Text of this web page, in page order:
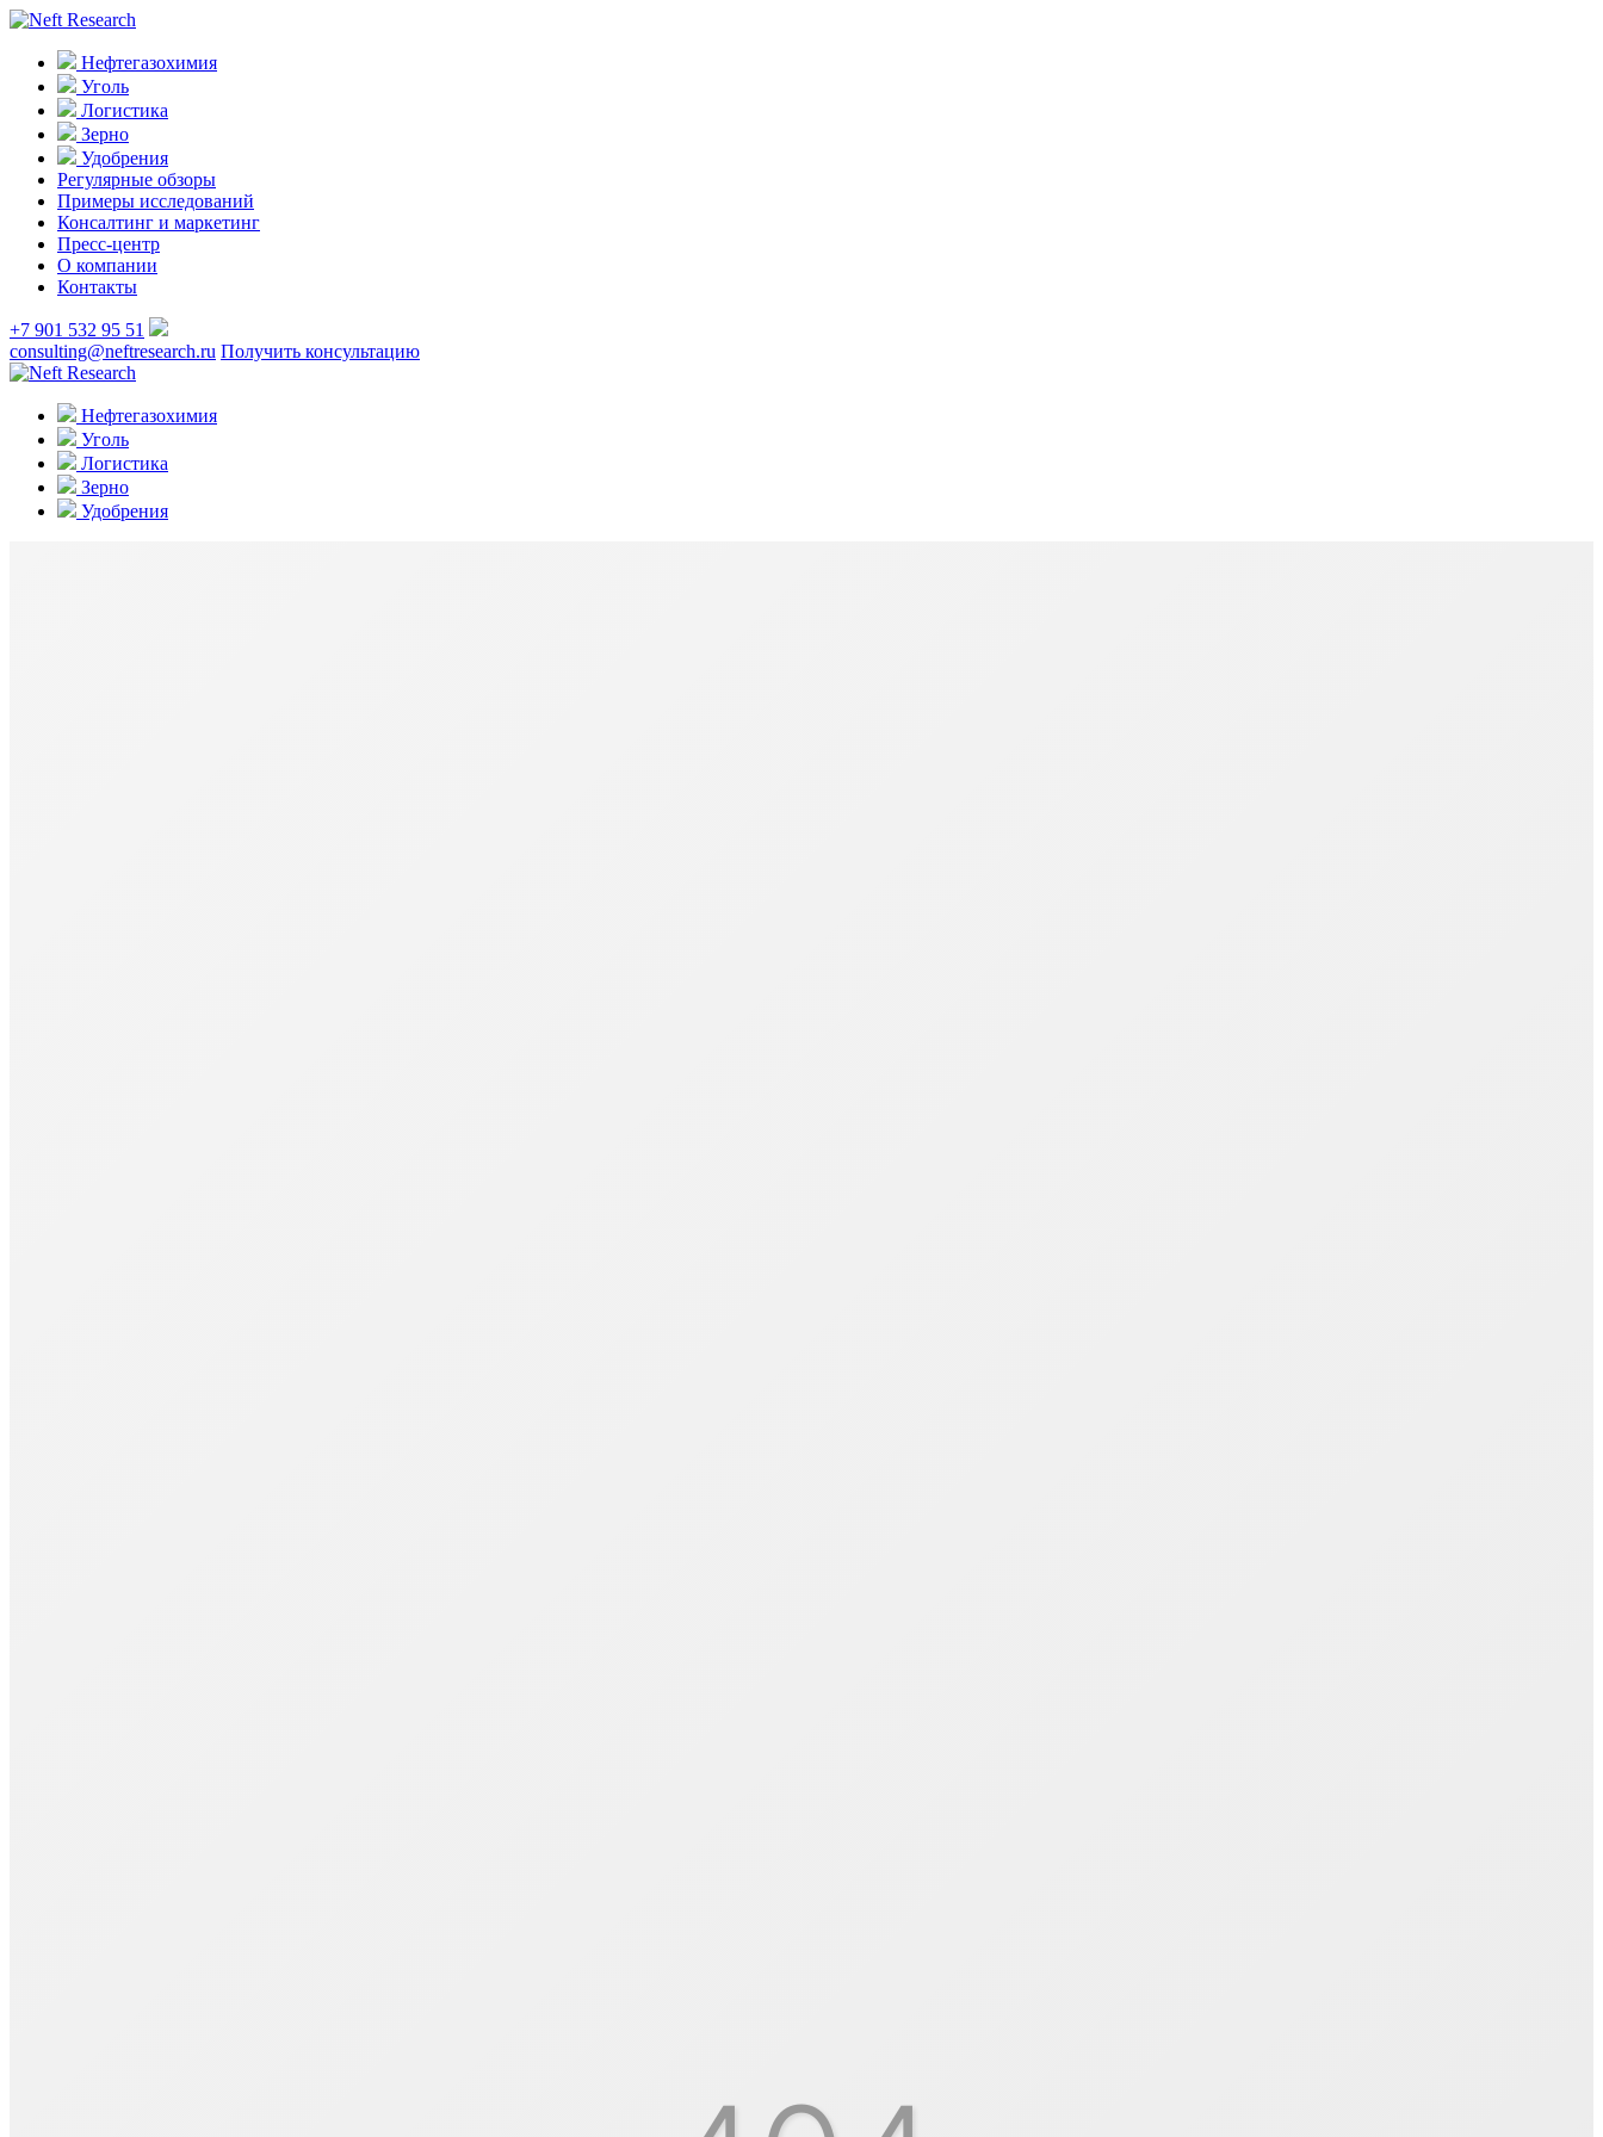
Нефтегазохимия
Уголь
Логистика
Зерно
Удобрения
Регулярные обзоры
Примеры исследований
Консалтинг и маркетинг
Пресс-центр
О компании
Контакты
+7 901 532 95 51
consulting@neftresearch.ru Получить консультацию
Нефтегазохимия
Уголь
Логистика
Зерно
Удобрения